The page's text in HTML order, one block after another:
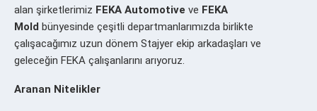
alan şirketlerimiz FEKA Automotive ve FEKA
Mold bünyesinde çeşitli departmanlarımızda birlikte
çalışacağımız uzun dönem Stajyer ekip arkadaşları ve
geleceğin FEKA çalışanlarını arıyoruz.
Aranan Nitelikler